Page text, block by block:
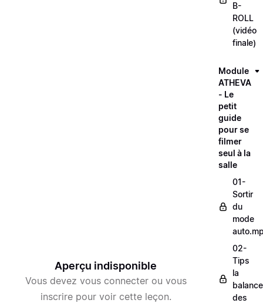
Aperçu indisponible
Vous devez vous connecter ou vous
inscrire pour voir cette leçon.
B-
ROLL
(vidéo
finale)
Module
ATHEVA
- Le
petit
guide
pour se
filmer
seul à la
salle
01-
Sortir
du
mode
02-
Tips
la
balance
des